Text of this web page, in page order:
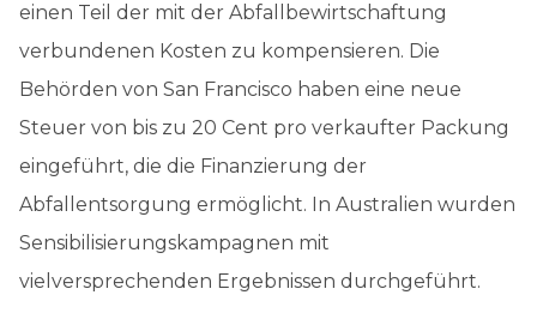
einen Teil der mit der Abfallbewirtschaftung
verbundenen Kosten zu kompensieren. Die
Behörden von San Francisco haben eine neue
Steuer von bis zu 20 Cent pro verkaufter Packung
eingeführt, die die Finanzierung der
Abfallentsorgung ermöglicht. In Australien wurden
Sensibilisierungskampagnen mit
vielversprechenden Ergebnissen durchgeführt.